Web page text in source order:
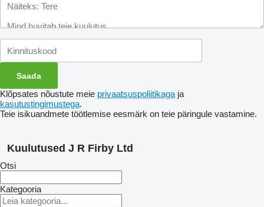
Klõpsates nõustute meie privaatsuspoliitikaga ja
kasutustingimustega.
Teie isikuandmete töötlemise eesmärk on teie päringule vastamine.
Kuulutused J R Firby Ltd
Otsi
Kategooria